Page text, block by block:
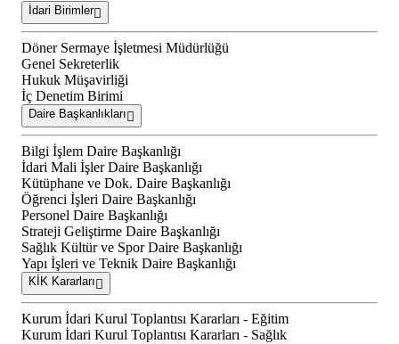
İdari Birimler
Döner Sermaye İşletmesi Müdürlüğü
Genel Sekreterlik
Hukuk Müşavirliği
İç Denetim Birimi
Daire Başkanlıkları
Bilgi İşlem Daire Başkanlığı
İdari Mali İşler Daire Başkanlığı
Kütüphane ve Dok. Daire Başkanlığı
Öğrenci İşleri Daire Başkanlığı
Personel Daire Başkanlığı
Strateji Geliştirme Daire Başkanlığı
Sağlık Kültür ve Spor Daire Başkanlığı
Yapı İşleri ve Teknik Daire Başkanlığı
KİK Kararları
Kurum İdari Kurul Toplantısı Kararları - Eğitim
Kurum İdari Kurul Toplantısı Kararları - Sağlık